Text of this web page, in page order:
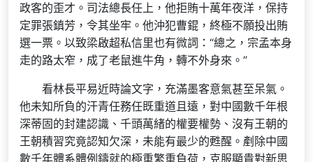
政客的歪才。司法總長任上，他拒賄十萬年夜洋，保持
定罪張鎮芳，令其坐牢。他沖犯曹錕，終極不願投出賄
選一票。以致梁啟超私信里也有微詞：“總之，宗孟本身
走的路太窄，成了老鼠進牛角，轉不外身來。”
看林長平易近時論文字，充滿墨客意氣甚至呆氣。
他未知所負的汗青任務任既重道且遠，對中國數千年根
深蒂固的封建認識、千頭萬緒的權要權勢、沒有王朝的
王朝積習究竟認知欠深，未能有最少的甦醒。剷除中國
數千年體系體例鑄就的極重繁重負荷，克服顯貴對新思